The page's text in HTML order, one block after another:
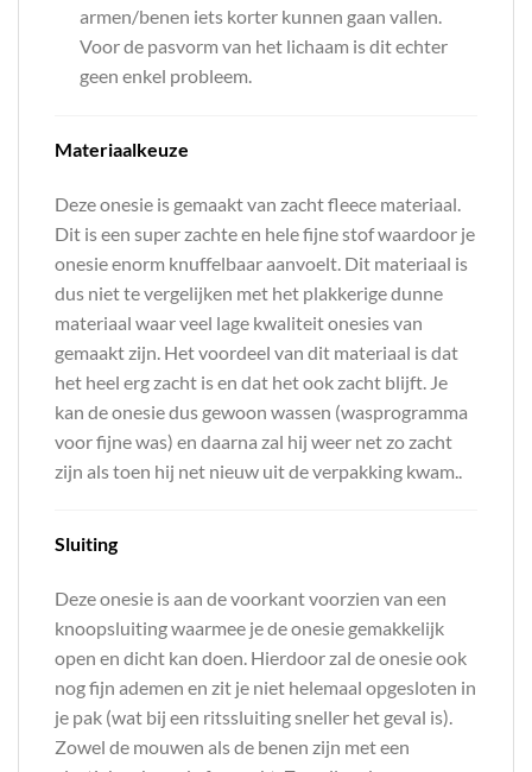
armen/benen iets korter kunnen gaan vallen.
Voor de pasvorm van het lichaam is dit echter
geen enkel probleem.
Materiaalkeuze
Deze onesie is gemaakt van zacht fleece materiaal.
Dit is een super zachte en hele fijne stof waardoor je
onesie enorm knuffelbaar aanvoelt. Dit materiaal is
dus niet te vergelijken met het plakkerige dunne
materiaal waar veel lage kwaliteit onesies van
gemaakt zijn. Het voordeel van dit materiaal is dat
het heel erg zacht is en dat het ook zacht blijft. Je
kan de onesie dus gewoon wassen (wasprogramma
voor fijne was) en daarna zal hij weer net zo zacht
zijn als toen hij net nieuw uit de verpakking kwam..
Sluiting
Deze onesie is aan de voorkant voorzien van een
knoopsluiting waarmee je de onesie gemakkelijk
open en dicht kan doen. Hierdoor zal de onesie ook
nog fijn ademen en zit je niet helemaal opgesloten in
je pak (wat bij een ritssluiting sneller het geval is).
Zowel de mouwen als de benen zijn met een